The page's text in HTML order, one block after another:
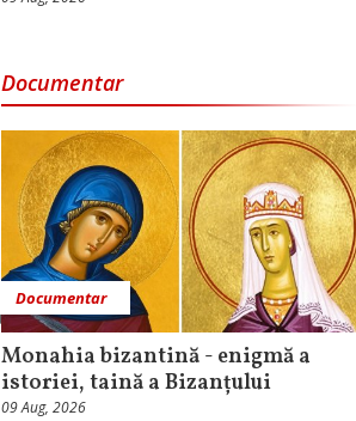
Documentar
Documentar
Monahia bizantină - enigmă a
istoriei, taină a Bizanțului
09 Aug, 2026